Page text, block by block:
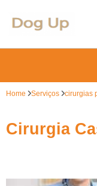
Home Serviços cirurgias
Cirurgia